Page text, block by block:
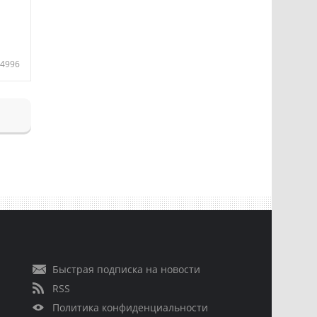
4996
Быстрая подписка на новости
RSS
Политика конфиденциальности